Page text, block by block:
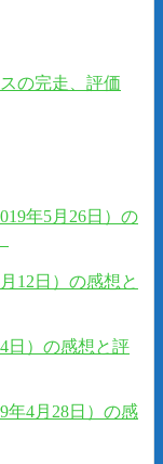
の完走、評価
年5月26日）の
12日）の感想と
日）の感想と評
年4月28日）の感